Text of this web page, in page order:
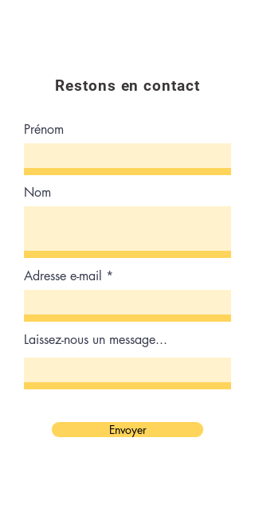
Restons en contact
Prénom
Nom
Adresse e-mail
Laissez-nous un message...
Envoyer